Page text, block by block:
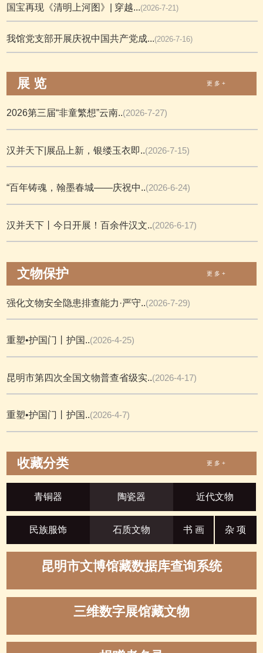
国宝再现《清明上河图》| 穿越...(2026-7-21)
我馆党支部开展庆祝中国共产党成...(2026-7-16)
展 览 更 多 +
2026第三届“非童繁想”云南..(2026-7-27)
汉并天下|展品上新，银缕玉衣即..(2026-7-15)
“百年铸魂，翰墨春城——庆祝中..(2026-6-24)
汉并天下丨今日开展！百余件汉文..(2026-6-17)
文物保护 更 多 +
强化文物安全隐患排查能力·严守..(2026-7-29)
重塑•护国门丨护国..(2026-4-25)
昆明市第四次全国文物普查省级实..(2026-4-17)
重塑•护国门丨护国..(2026-4-7)
收藏分类 更 多 +
青铜器 陶瓷器 近代文物
民族服饰 石质文物 书 画 杂 项
昆明市文博馆藏数据库查询系统
三维数字展馆藏文物